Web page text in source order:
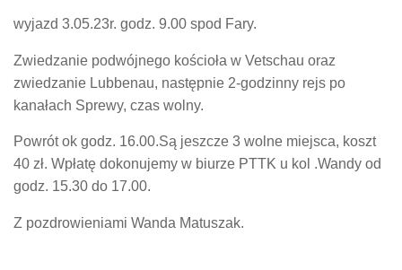
wyjazd 3.05.23r. godz. 9.00 spod Fary.
Zwiedzanie podwójnego kościoła w Vetschau oraz
zwiedzanie Lubbenau, następnie 2-godzinny rejs po
kanałach Sprewy, czas wolny.
Powrót ok godz. 16.00.Są jeszcze 3 wolne miejsca, koszt
40 zł. Wpłatę dokonujemy w biurze PTTK u kol .Wandy od
godz. 15.30 do 17.00.
Z pozdrowieniami Wanda Matuszak.